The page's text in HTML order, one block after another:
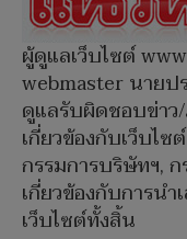
ผู้ดูแลเว็บไซต์
webmaster นายป
ดูแลรับผิดชอบข่า
เกี่ยวข้องกับเว็บไซต์
กรรมการบริษัทฯ,
เกี่ยวข้องกับการน
เว็บไซต์ทั้งสิ้น